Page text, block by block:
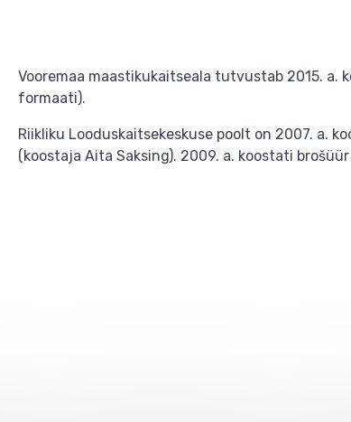
Vooremaa maastikukaitseala tutvustab 2015. a.
formaati).
Riikliku Looduskaitsekeskuse poolt on 2007. a.
(koostaja Aita Saksing). 2009. a. koostati